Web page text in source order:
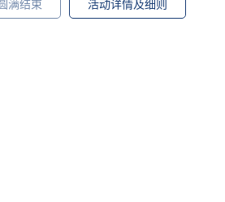
满结束 活动详情及细则